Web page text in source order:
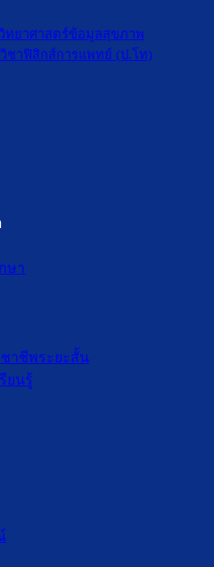
ทยาศาสตร์ข้อมูลสุขภาพ
ชาฟิสิกส์การแพทย์ (ป.โท)
ษา
ชาชีพระยะสั้น
ยนรู้